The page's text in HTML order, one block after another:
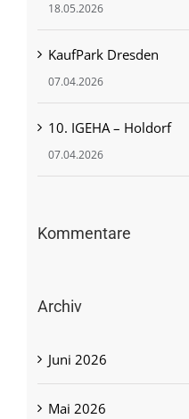
18.05.2026
KaufPark Dresden
07.04.2026
10. IGEHA – Holdorf
07.04.2026
Kommentare
Archiv
Juni 2026
Mai 2026